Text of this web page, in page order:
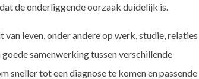
de onderliggende oorzaak duidelijk is.
leven, onder andere op werk, studie, relaties
samenwerking tussen verschillende
sneller tot een diagnose te komen en passende